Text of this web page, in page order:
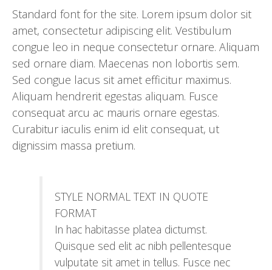
Standard font for the site. Lorem ipsum dolor sit
amet, consectetur adipiscing elit. Vestibulum
congue leo in neque consectetur ornare. Aliquam
sed ornare diam. Maecenas non lobortis sem.
Sed congue lacus sit amet efficitur maximus.
Aliquam hendrerit egestas aliquam. Fusce
consequat arcu ac mauris ornare egestas.
Curabitur iaculis enim id elit consequat, ut
dignissim massa pretium.
STYLE NORMAL TEXT IN QUOTE
FORMAT
In hac habitasse platea dictumst.
Quisque sed elit ac nibh pellentesque
vulputate sit amet in tellus. Fusce nec